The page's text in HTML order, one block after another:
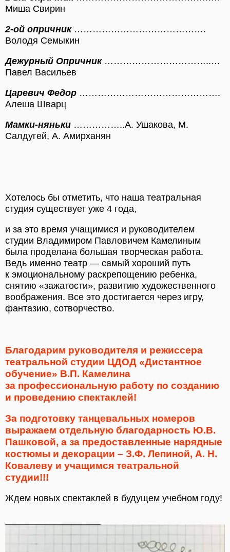
Миша Свирин
2-ой опричник…………………………………….
Володя Семыкин
Дежурный Опричник……………………………..…
Павел Васильев
Царевич Федор ……………………………………….
Алеша Шварц
Мамки-няньки ……………..А. Ушакова, М.
Салдугей, А. Амирханян
Хотелось бы отметить, что наша театральная
студия существует уже 4 года,
и за это время учащимися и руководителем
студии Владимиром Павловичем Камелиным
была проделана большая творческая работа.
Ведь именно театр — самый хороший путь
к эмоциональному раскрепощению ребенка,
снятию «зажатости», развитию художественного
воображения. Все это достигается через игру,
фантазию, сотворчество.
Благодарим руководителя и режиссера
театральной студии ЦДОД «Дистантное
обучение» В.П. Камелина
за профессиональную работу по созданию
и проведению спектаклей!
За подготовку танцевальных номеров
выражаем отдельную благодарность Ю.В.
Пашковой, а за предоставленные нарядные
костюмы и декорации – З.Ф. Лепиной, А. Н.
Ковалеву и учащимся театральной
студии!!!
Ждем новых спектаклей в будущем учебном году!